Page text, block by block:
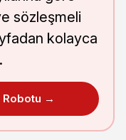
sözleşmeli
kolayca
Robotu →